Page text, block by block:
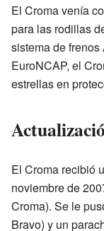
El Croma venía
para las rodillas
sistema de
EuroNCAP, el
estrellas en
El Croma recibió
noviembre de
Croma). Se le
Bravo) y un